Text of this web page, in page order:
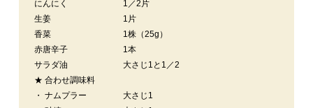
にんにく
1／2片
生姜
1片
香菜
1株（25g）
赤唐辛子
1本
サラダ油
大さじ1と1／2
★ 合わせ調味料
・ ナムプラー
大さじ1